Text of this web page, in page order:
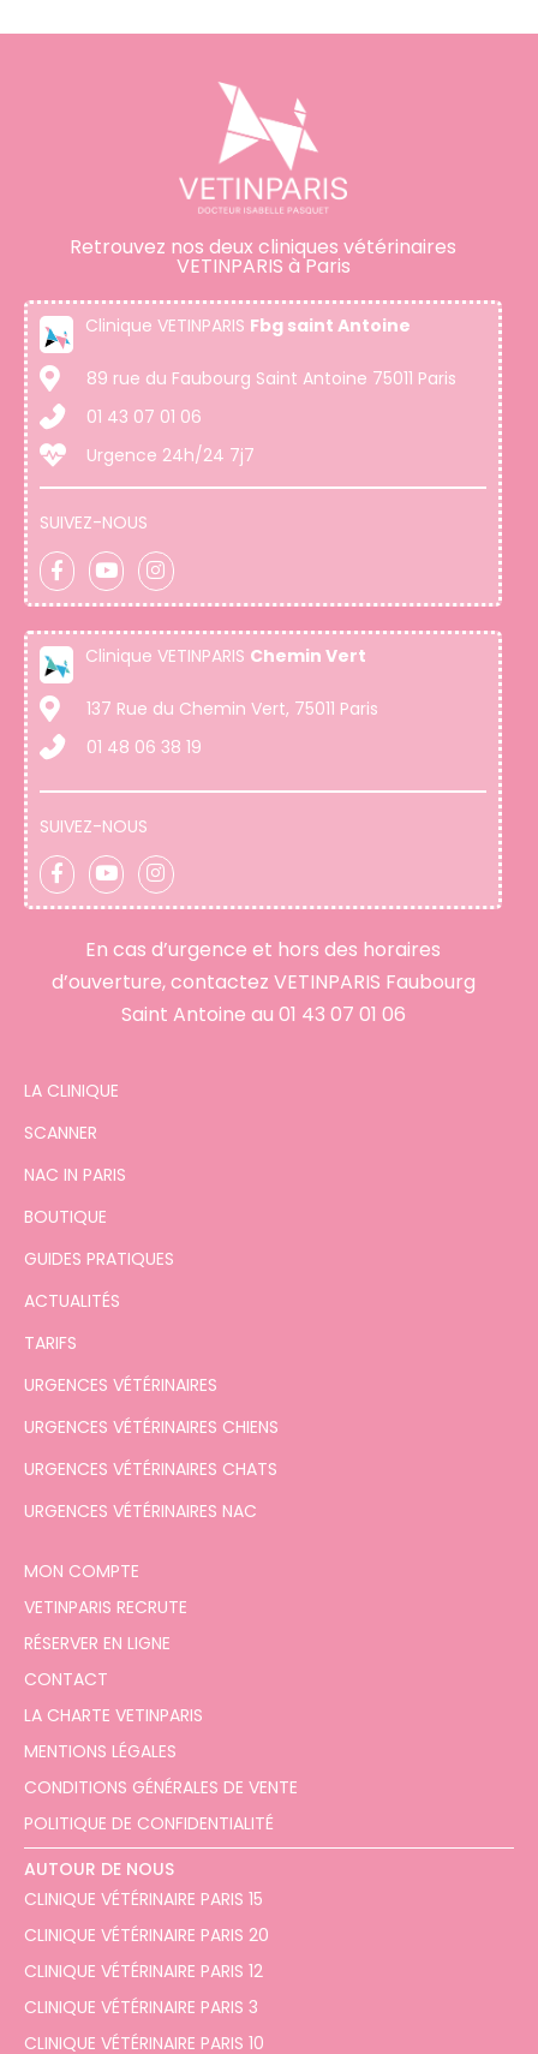
Retrouvez nos deux cliniques vétérinaires
VETINPARIS à Paris
Clinique VETINPARIS Fbg saint Antoine
89 rue du Faubourg Saint Antoine 75011 Paris
01 43 07 01 06
Urgence 24h/24 7j7
SUIVEZ-NOUS
Clinique VETINPARIS Chemin Vert
137 Rue du Chemin Vert, 75011 Paris
01 48 06 38 19
SUIVEZ-NOUS
En cas d’urgence et hors des horaires
d’ouverture, contactez VETINPARIS Faubourg
Saint Antoine au 01 43 07 01 06
LA CLINIQUE
SCANNER
NAC IN PARIS
BOUTIQUE
GUIDES PRATIQUES
ACTUALITÉS
TARIFS
URGENCES VÉTÉRINAIRES
URGENCES VÉTÉRINAIRES CHIENS
URGENCES VÉTÉRINAIRES CHATS
URGENCES VÉTÉRINAIRES NAC
MON COMPTE
VETINPARIS RECRUTE
RÉSERVER EN LIGNE
CONTACT
LA CHARTE VETINPARIS
MENTIONS LÉGALES
CONDITIONS GÉNÉRALES DE VENTE
POLITIQUE DE CONFIDENTIALITÉ
AUTOUR DE NOUS
CLINIQUE VÉTÉRINAIRE PARIS 15
CLINIQUE VÉTÉRINAIRE PARIS 20
CLINIQUE VÉTÉRINAIRE PARIS 12
CLINIQUE VÉTÉRINAIRE PARIS 3
CLINIQUE VÉTÉRINAIRE PARIS 10